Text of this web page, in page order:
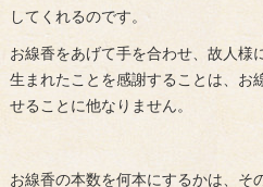
してくれるのです。
お線香をあげて手を合わせ、故人様
生まれたことを感謝することは、お
せることに他なりません。
お線香の本数を何本にするかは、そ